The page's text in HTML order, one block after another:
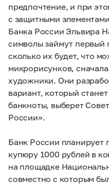
предпочтение, и при
с защитными
Банка России Эльвира
символы займут первый
сколько их будет, что
микрорисунков,
художники. Они
вариант, который
банкноты, выберет
России».
Банк России планирует
купюру 1000 рублей в
на площадке
совместно с которым